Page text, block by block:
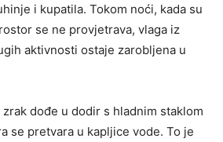
i kupatila. Tokom noći, kada su
se ne provjetrava, vlaga iz
aktivnosti ostaje zarobljena u
dođe u dodir s hladnim staklom
se pretvara u kapljice vode. To je